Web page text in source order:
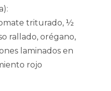
triturado, ½
rallado, orégano,
laminados en
rojo